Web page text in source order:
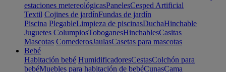
estaciones metereológicasPanelesCesped Artificial
Textil Cojines de jardínFundas de jardín
Piscina PlegableLimpieza de piscinasDuchaHinchable
Juguetes ColumpiosToboganesHinchablesCasitas
Mascotas ComederosJaulasCasetas para mascotas
Bebé
Habitación bebé HumidificadoresCestasColchón para
bebéMuebles para habitación de bebéCunasCama